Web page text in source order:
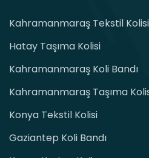
Kahramanmaraş Tekstil Kolisi
Hatay Taşıma Kolisi
Kahramanmaraş Koli Bandı
Kahramanmaraş Taşıma
Konya Tekstil Kolisi
Gaziantep Koli Bandı